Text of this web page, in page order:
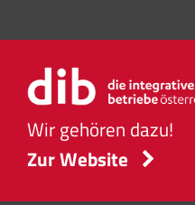
Wir gehören dazu!
Zur Website